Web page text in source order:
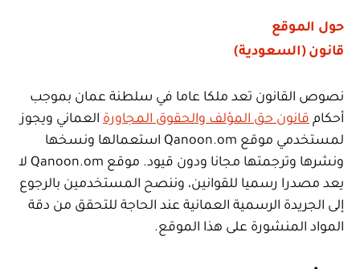
حول الموقع
قانون (السعودية)
نصوص القانون تعد ملكا عاما في سلطنة عمان بموجب
أحكام قانون حق المؤلف والحقوق المجاورة العماني ويجوز
لمستخدمي موقع Qanoon.om استعمالها ونسخها
ونشرها وترجمتها مجانا ودون قيود. موقع Qanoon.om لا
يعد مصدرا رسميا للقوانين، وننصح المستخدمين بالرجوع
إلى الجريدة الرسمية العمانية عند الحاجة للتحقق من دقة
المواد المنشورة على هذا الموقع.